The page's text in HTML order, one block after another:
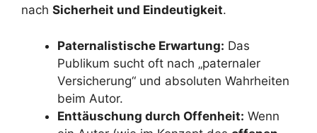
nach Sicherheit und Eindeutigkeit.
Paternalistische Erwartung: Das
Publikum sucht oft nach „paternaler
Versicherung“ und absoluten Wahrheiten
beim Autor.
Enttäuschung durch Offenheit: Wenn